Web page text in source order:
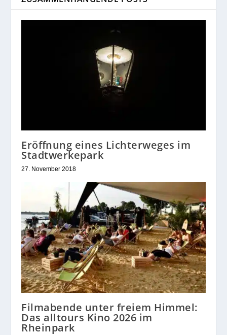
Eröffnung eines Lichterweges im
Stadtwerkepark
27. November 2018
Filmabende unter freiem Himmel:
Das alltours Kino 2026 im
Rheinpark